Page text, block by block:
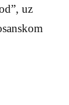
uz